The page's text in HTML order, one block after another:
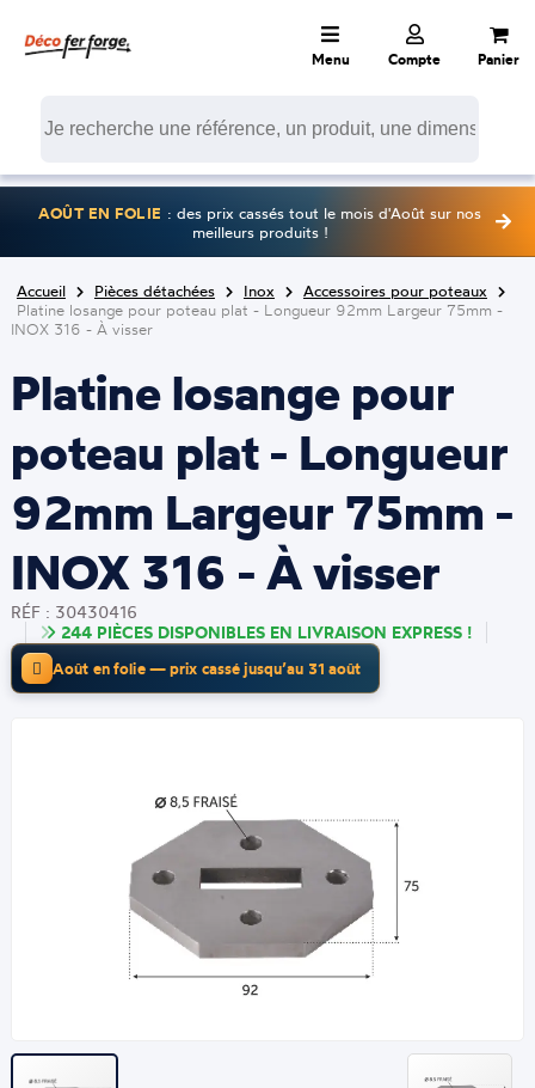
Menu Compte Panier
AOÛT EN FOLIE : des prix cassés tout le mois d'Août sur nos
meilleurs produits !
Accueil Pièces détachées Inox
Accessoires pour poteaux
Platine losange pour poteau plat - Longueur 92mm Largeur 75mm -
INOX 316 - À visser
Platine losange pour
poteau plat - Longueur
92mm Largeur 75mm -
INOX 316 - À visser
RÉF : 30430416
244 PIÈCES DISPONIBLES EN LIVRAISON EXPRESS !
Août en folie — prix cassé jusqu’au 31 août